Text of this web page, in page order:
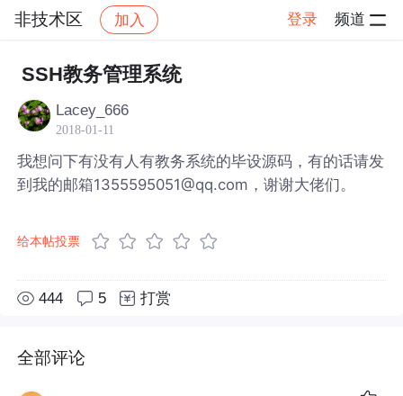
非技术区 加入 登录 频道
社区 非技术区 帖子详情
SSH教务管理系统
Lacey_666
2018-01-11
我想问下有没有人有教务系统的毕设源码，有的话请发
到我的邮箱1355595051@qq.com，谢谢大佬们。
给本帖投票
444 5 打赏
全部评论